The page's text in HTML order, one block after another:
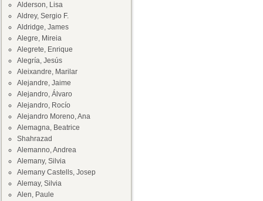
Alderson, Lisa
Aldrey, Sergio F.
Aldridge, James
Alegre, Mireia
Alegrete, Enrique
Alegría, Jesús
Aleixandre, Marilar
Alejandre, Jaime
Alejandro, Álvaro
Alejandro, Rocío
Alejandro Moreno, Ana
Alemagna, Beatrice
Shahrazad
Alemanno, Andrea
Alemany, Silvia
Alemany Castells, Josep
Alemay, Silvia
Alen, Paule